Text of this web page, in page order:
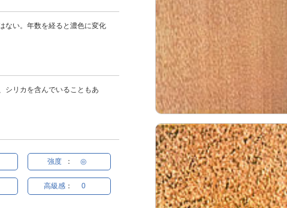
ない。年数を経ると濃色に変化
シリカを含んでいることもあ
強度 ： ◎
高級感 ： 0